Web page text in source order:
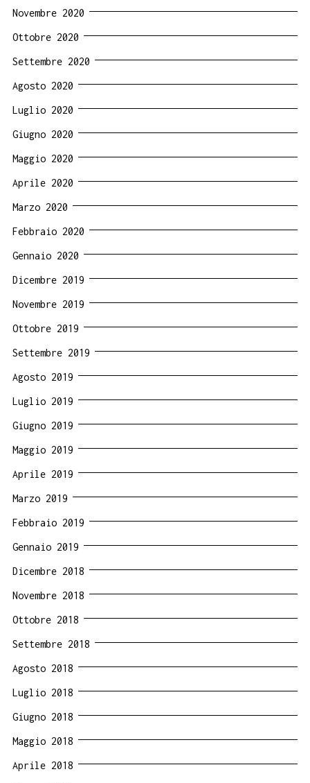
Novembre 2020
Ottobre 2020
Settembre 2020
Agosto 2020
Luglio 2020
Giugno 2020
Maggio 2020
Aprile 2020
Marzo 2020
Febbraio 2020
Gennaio 2020
Dicembre 2019
Novembre 2019
Ottobre 2019
Settembre 2019
Agosto 2019
Luglio 2019
Giugno 2019
Maggio 2019
Aprile 2019
Marzo 2019
Febbraio 2019
Gennaio 2019
Dicembre 2018
Novembre 2018
Ottobre 2018
Settembre 2018
Agosto 2018
Luglio 2018
Giugno 2018
Maggio 2018
Aprile 2018